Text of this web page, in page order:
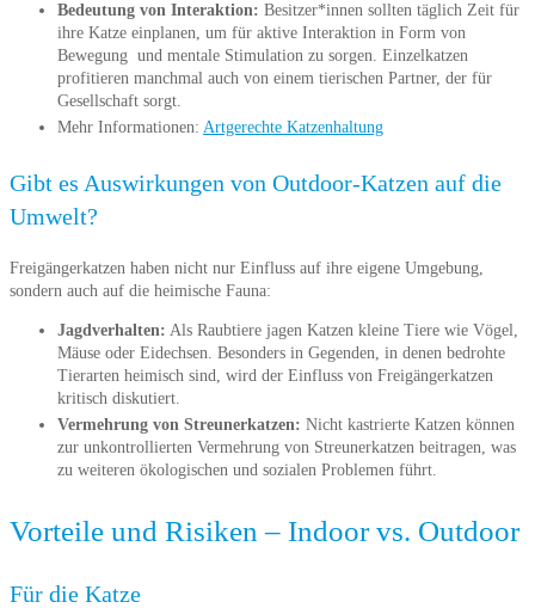
Bedeutung von Interaktion: Besitzer*innen sollten täglich Zeit für
ihre Katze einplanen, um für aktive Interaktion in Form von
Bewegung und mentale Stimulation zu sorgen. Einzelkatzen
profitieren manchmal auch von einem tierischen Partner, der für
Gesellschaft sorgt.
Mehr Informationen: Artgerechte Katzenhaltung
Gibt es Auswirkungen von Outdoor-Katzen auf die
Umwelt?
Freigängerkatzen haben nicht nur Einfluss auf ihre eigene Umgebung,
sondern auch auf die heimische Fauna:
Jagdverhalten: Als Raubtiere jagen Katzen kleine Tiere wie Vögel,
Mäuse oder Eidechsen. Besonders in Gegenden, in denen bedrohte
Tierarten heimisch sind, wird der Einfluss von Freigängerkatzen
kritisch diskutiert.
Vermehrung von Streunerkatzen: Nicht kastrierte Katzen können
zur unkontrollierten Vermehrung von Streunerkatzen beitragen, was
zu weiteren ökologischen und sozialen Problemen führt.
Vorteile und Risiken – Indoor vs. Outdoor
Für die Katze